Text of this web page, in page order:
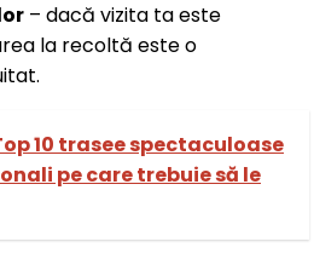
– dacă vizita ta este
la recoltă este o
10 trasee spectaculoase
pe care trebuie să le